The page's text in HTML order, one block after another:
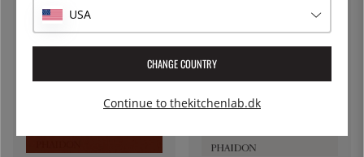
USA
CHANGE COUNTRY
Continue to thekitchenlab.dk